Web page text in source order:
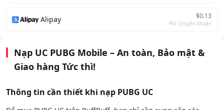
Alipay $0.13
Phí Chuyển khoản
Nạp UC PUBG Mobile – An toàn, Bảo mật &
Giao hàng Tức thì!
Thông tin cần thiết khi nạp PUBG UC